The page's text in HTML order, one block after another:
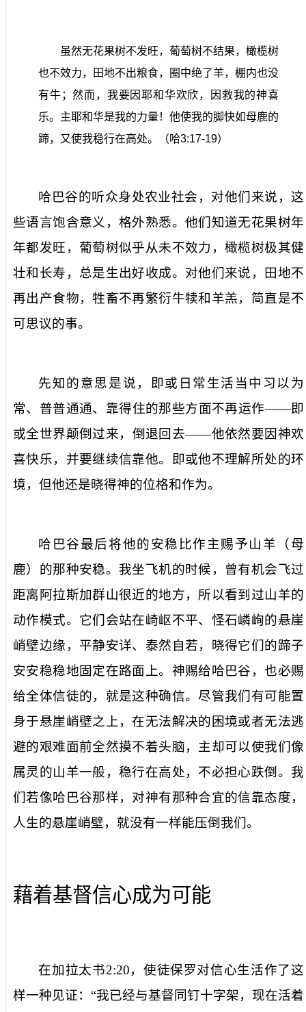
虽然无花果树不发旺，葡萄树不结果，橄榄树
也不效力，田地不出粮食，圈中绝了羊，棚内也没
有牛；然而，我要因耶和华欢欣，因救我的神喜
乐。主耶和华是我的力量！他使我的脚快如母鹿的
蹄，又使我稳行在高处。（哈3:17-19）
哈巴谷的听众身处农业社会，对他们来说，这
些语言饱含意义，格外熟悉。他们知道无花果树年
年都发旺，葡萄树似乎从未不效力，橄榄树极其健
壮和长寿，总是生出好收成。对他们来说，田地不
再出产食物，牲畜不再繁衍牛犊和羊羔，简直是不
可思议的事。
先知的意思是说，即或日常生活当中习以为
常、普普通通、靠得住的那些方面不再运作——即
或全世界颠倒过来，倒退回去——他依然要因神欢
喜快乐，并要继续信靠他。即或他不理解所处的环
境，但他还是晓得神的位格和作为。
哈巴谷最后将他的安稳比作主赐予山羊（母
鹿）的那种安稳。我坐飞机的时候，曾有机会飞过
距离阿拉斯加群山很近的地方，所以看到过山羊的
动作模式。它们会站在崎岖不平、怪石嶙峋的悬崖
峭壁边缘，平静安详、泰然自若，晓得它们的蹄子
安安稳稳地固定在路面上。神赐给哈巴谷，也必赐
给全体信徒的，就是这种确信。尽管我们有可能置
身于悬崖峭壁之上，在无法解决的困境或者无法逃
避的艰难面前全然摸不着头脑，主却可以使我们像
属灵的山羊一般，稳行在高处，不必担心跌倒。我
们若像哈巴谷那样，对神有那种合宜的信靠态度，
人生的悬崖峭壁，就没有一样能压倒我们。
藉着基督信心成为可能
在加拉太书2:20，使徒保罗对信心生活作了这
样一种见证：“我已经与基督同钉十字架，现在活着